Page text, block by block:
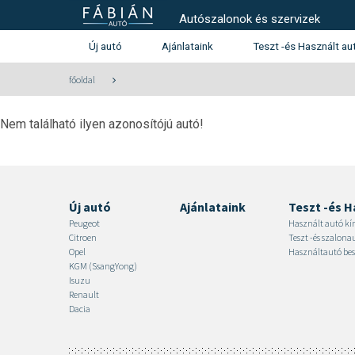
Autószalonok és szervizek
Új autó Ajánlataink Teszt -és Használt
főoldal
Nem található ilyen azonosítójú autó!
Új autó
Peugeot
Citroen
Opel
KGM (SsangYong)
Isuzu
Renault
Dacia
Ajánlataink Teszt -és
Használt autó
Teszt -és
Használtautó